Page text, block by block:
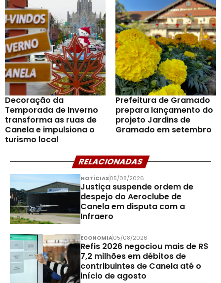
Decoração da
Temporada de Inverno
transforma as ruas de
Canela e impulsiona o
turismo local
Prefeitura de Gramado
prepara lançamento do
projeto Jardins de
Gramado em setembro
RELACIONADAS
NOTÍCIAS05/08/2026
Justiça suspende ordem de
despejo do Aeroclube de
Canela em disputa com a
Infraero
ECONOMIA05/08/2026
Refis 2026 negociou mais de R$
7,2 milhões em débitos de
contribuintes de Canela até o
início de agosto